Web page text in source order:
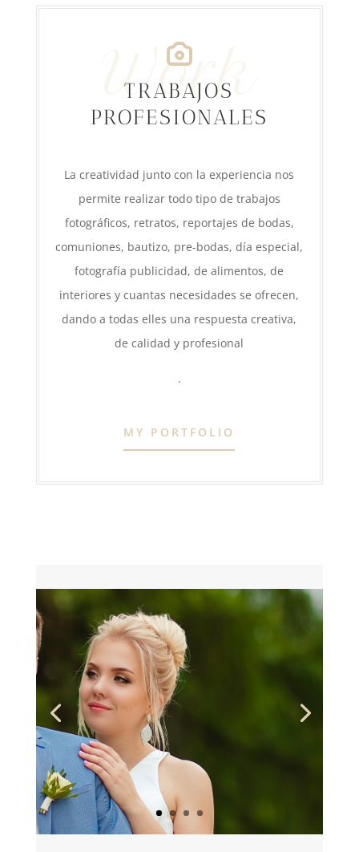
Work
TRABAJOS
PROFESIONALES
La creatividad junto con la experiencia nos
permite realizar todo tipo de trabajos
fotográficos, retratos, reportajes de bodas,
comuniones, bautizo, pre-bodas, día especial,
fotografía publicidad, de alimentos, de
interiores y cuantas necesidades se ofrecen,
dando a todas elles una respuesta creativa,
de calidad y profesional
.
MY PORTFOLIO